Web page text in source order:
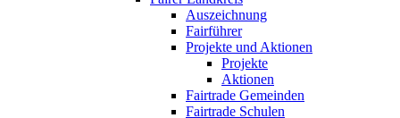
Auszeichnung
Fairführer
Projekte und Aktionen
Projekte
Aktionen
Fairtrade Gemeinden
Fairtrade Schulen